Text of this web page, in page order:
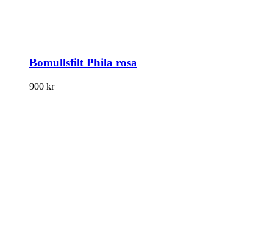
Bomullsfilt Phila rosa
900 kr